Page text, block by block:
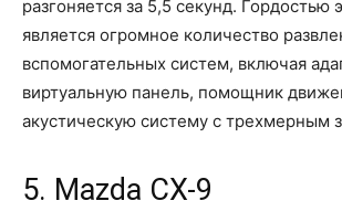
разгоняется за 5,5 секунд. Гордостью
является огромное количество
вспомогательных систем, включая
виртуальную панель, помощник
акустическую систему с трехмерным
5. Mazda CX-9